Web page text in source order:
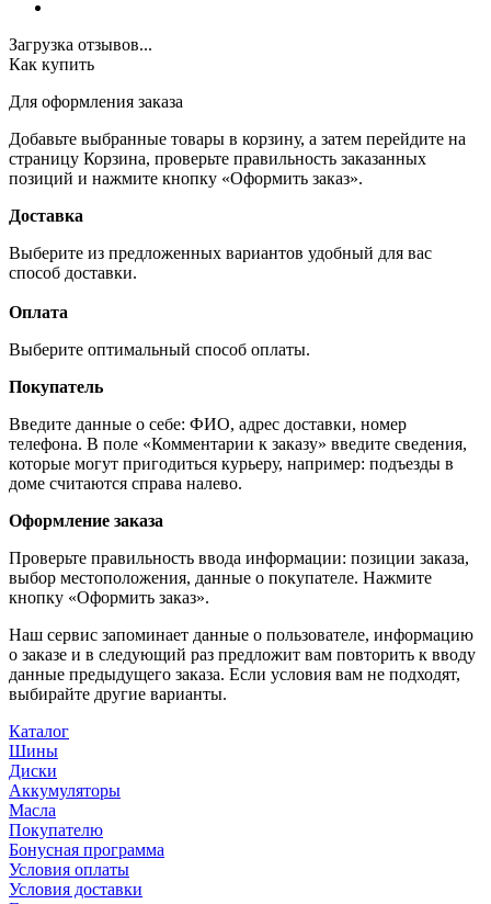
Загрузка отзывов...
Как купить
Для оформления заказа
Добавьте выбранные товары в корзину, а затем перейдите на
страницу Корзина, проверьте правильность заказанных
позиций и нажмите кнопку «Оформить заказ».
Доставка
Выберите из предложенных вариантов удобный для вас
способ доставки.
Оплата
Выберите оптимальный способ оплаты.
Покупатель
Введите данные о себе: ФИО, адрес доставки, номер
телефона. В поле «Комментарии к заказу» введите сведения,
которые могут пригодиться курьеру, например: подъезды в
доме считаются справа налево.
Оформление заказа
Проверьте правильность ввода информации: позиции заказа,
выбор местоположения, данные о покупателе. Нажмите
кнопку «Оформить заказ».
Наш сервис запоминает данные о пользователе, информацию
о заказе и в следующий раз предложит вам повторить к вводу
данные предыдущего заказа. Если условия вам не подходят,
выбирайте другие варианты.
Каталог
Шины
Диски
Аккумуляторы
Масла
Покупателю
Бонусная программа
Условия оплаты
Условия доставки